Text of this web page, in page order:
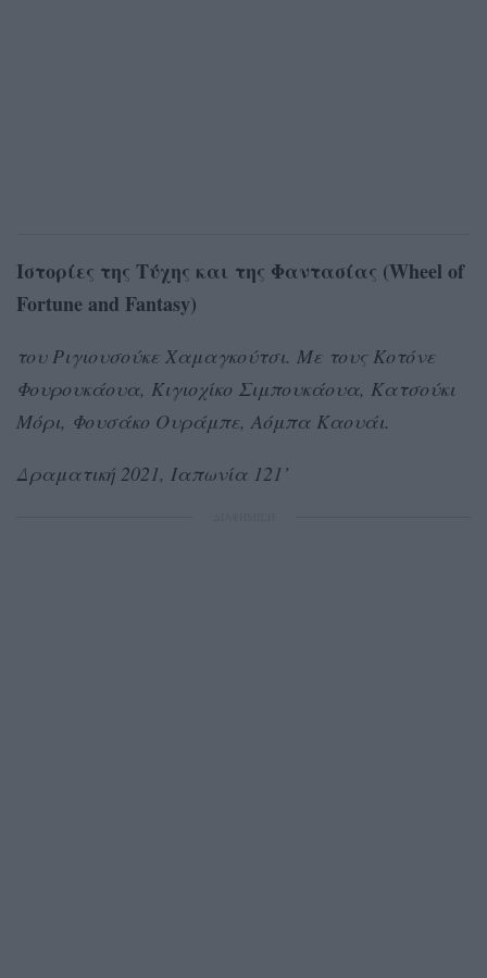
Ιστορίες της Τύχης και της Φαντασίας (Wheel of
Fortune and Fantasy)
του Ριγιουσούκε Χαμαγκούτσι. Με τους Κοτόνε
Φουρουκάουα, Κιγιοχίκο Σιμπουκάουα, Κατσούκι
Μόρι, Φουσάκο Ουράμπε, Αόμπα Καουάι.
Δραματική 2021, Ιαπωνία 121’